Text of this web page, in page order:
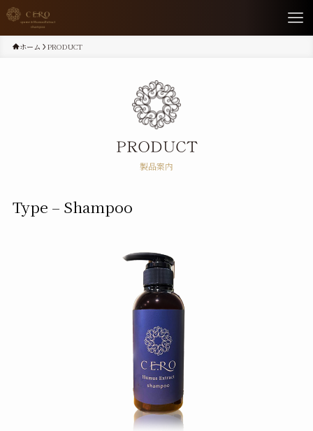
ホーム PRODUCT
PRODUCT
製品案内
Type – Shampoo